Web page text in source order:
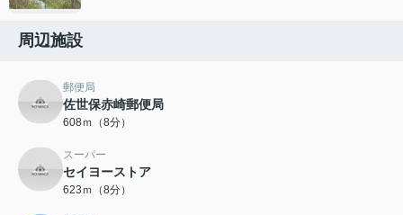
周辺施設
郵便局
佐世保赤崎郵便局
608ｍ（8分）
スーパー
セイヨーストア
623ｍ（8分）